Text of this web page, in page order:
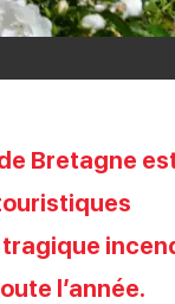
Bretagne
l’année.